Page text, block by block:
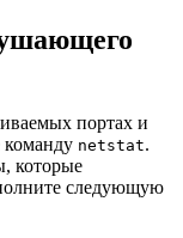
портах и
команду netstat.
которые
следующую